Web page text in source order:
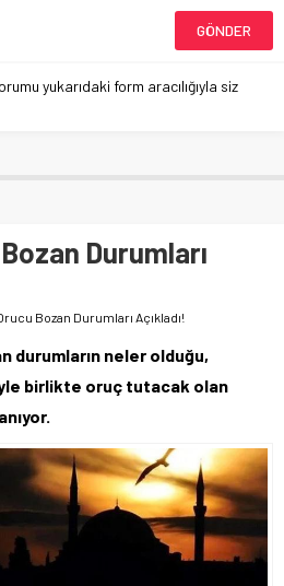
yukarıdaki form aracılığıyla siz
Durumları
Bozan Durumları Açıkladı!
durumların neler olduğu,
birlikte oruç tutacak olan